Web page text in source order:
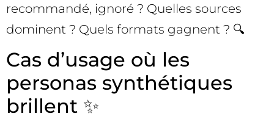
recommandé, ignoré ? Quelles sources
dominent ? Quels formats gagnent ? 🔍
Cas d’usage où les
personas synthétiques
brillent ✨